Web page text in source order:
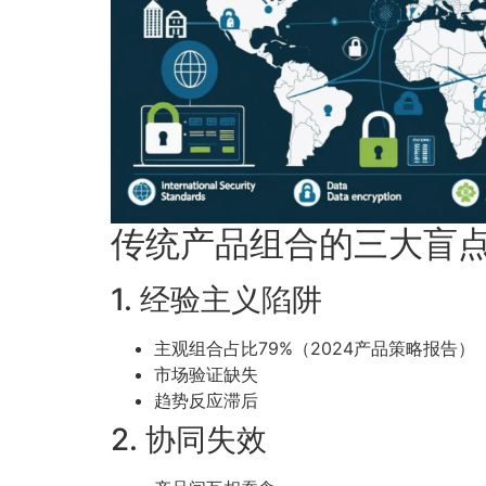
传统产品组合的三大盲
1. 经验主义陷阱
主观组合占比79%（2024产品策略报告）
市场验证缺失
趋势反应滞后
2. 协同失效